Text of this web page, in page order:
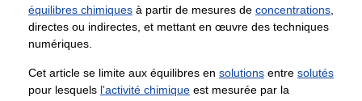
équilibres chimiques à partir de mesures de concentrations
directes ou indirectes, et mettant en œuvre des techniques
numériques.
Cet article se limite aux équilibres en solutions entre solutés
pour lesquels l'activité chimique est mesurée par la